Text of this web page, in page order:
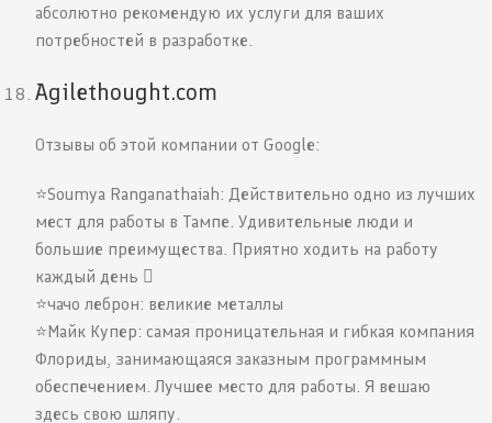
абсолютно рекомендую их услуги для ваших
потребностей в разработке.
Agilethought.com
Отзывы об этой компании от Google:
⭐️Soumya Ranganathaiah: Действительно одно из лучших
мест для работы в Тампе. Удивительные люди и
большие преимущества. Приятно ходить на работу
каждый день 
⭐️чачо леброн: великие металлы
⭐️Майк Купер: самая проницательная и гибкая компания
Флориды, занимающаяся заказным программным
обеспечением. Лучшее место для работы. Я вешаю
здесь свою шляпу.